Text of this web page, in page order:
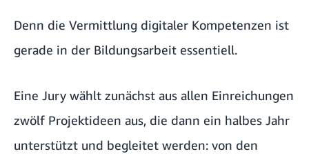
Denn die Vermittlung digitaler Kompetenzen ist
gerade in der Bildungsarbeit essentiell.
Eine Jury wählt zunächst aus allen Einreichungen
zwölf Projektideen aus, die dann ein halbes Jahr
unterstützt und begleitet werden: von den